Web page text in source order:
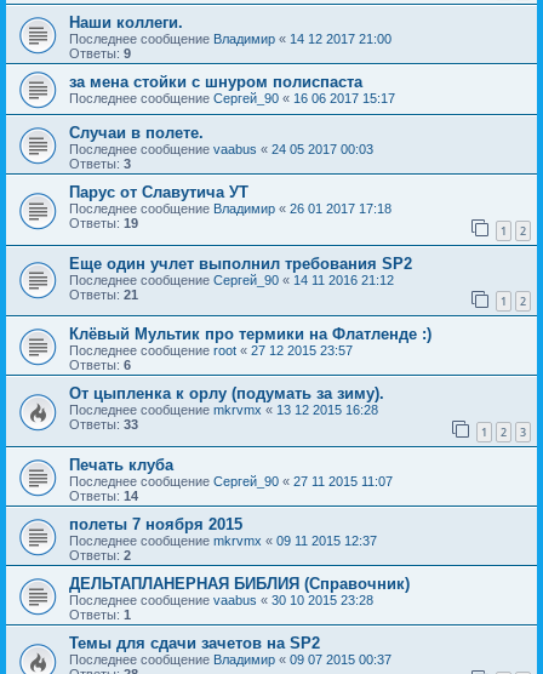
Наши коллеги.
Последнее сообщение Владимир « 14 12 2017 21:00
Ответы: 9
за мена стойки с шнуром полиспаста
Последнее сообщение Сергей_90 « 16 06 2017 15:17
Случаи в полете.
Последнее сообщение vaabus « 24 05 2017 00:03
Ответы: 3
Парус от Славутича УТ
Последнее сообщение Владимир « 26 01 2017 17:18
Ответы: 19 1 2
Еще один учлет выполнил требования SP2
Последнее сообщение Сергей_90 « 14 11 2016 21:12
Ответы: 21 1 2
Клёвый Мультик про термики на Флатленде :)
Последнее сообщение root « 27 12 2015 23:57
Ответы: 6
От цыпленка к орлу (подумать за зиму).
Последнее сообщение mkrvmx « 13 12 2015 16:28
Ответы: 33 1 2 3
Печать клуба
Последнее сообщение Сергей_90 « 27 11 2015 11:07
Ответы: 14
полеты 7 ноября 2015
Последнее сообщение mkrvmx « 09 11 2015 12:37
Ответы: 2
ДЕЛЬТАПЛАНЕРНАЯ БИБЛИЯ (Справочник)
Последнее сообщение vaabus « 30 10 2015 23:28
Ответы: 1
Темы для сдачи зачетов на SP2
Последнее сообщение Владимир « 09 07 2015 00:37